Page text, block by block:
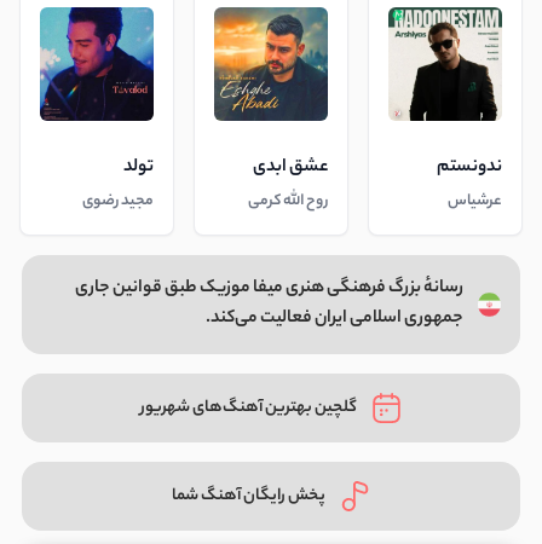
ندونستم
عرشیاس
عشق ابدی
روح الله کرمی
تولد
مجید رضوی
رسانهٔ بزرگ فرهنگی هنری میفا موزیک طبق قوانین جاری
جمهوری اسلامی ایران فعالیت می‌کند.
گلچین بهترین آهنگ‌های شهریور
پخش رایگان آهنگ شما